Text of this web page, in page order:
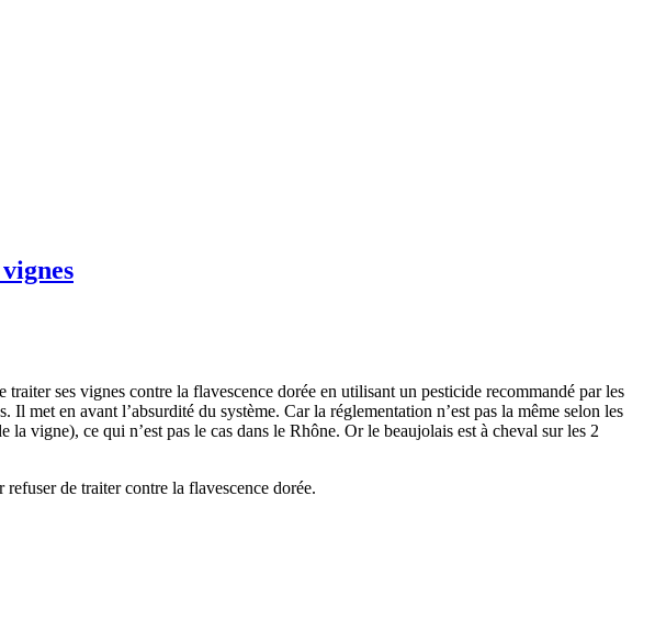
ses vignes contre la flavescence dorée en utilisant un pesticide recommandé par les
met en avant l’absurdité du système. Car la réglementation n’est pas la même selon les
vigne), ce qui n’est pas le cas dans le Rhône. Or le beaujolais est à cheval sur les 2
de traiter contre la flavescence dorée.